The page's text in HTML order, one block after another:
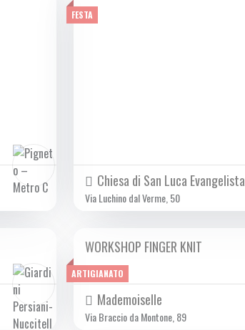
FESTA
Chiesa di San Luca Evangelista
Via Luchino dal Verme, 50
ARTIGIANATO
DA DOM 20/10 A DOM 17/11 2024
WORKSHOP FINGER KNIT
Mademoiselle
Via Braccio da Montone, 89